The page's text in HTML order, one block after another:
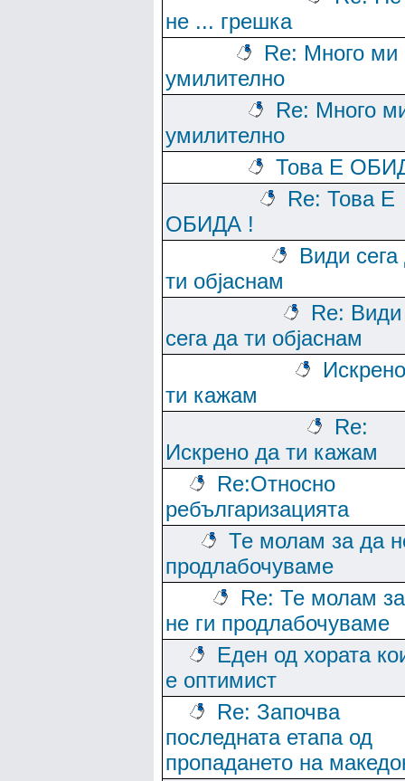
не ... грешка
Re: Много ми
умилително
Re: Много
умилително
Това Е
Re: Това Е
ОБИДА !
Види сега
ти објаснам
Re: Види
сега да ти објаснам
ти кажам
Re:
Искрено да ти кажам
Re:Относно
ребългаризацията
Те молам за да
продлабочуваме
Re: Те молам
не ги продлабочуваме
Еден од хората
е оптимист
Re: Започва
последната етапа од
пропадането на